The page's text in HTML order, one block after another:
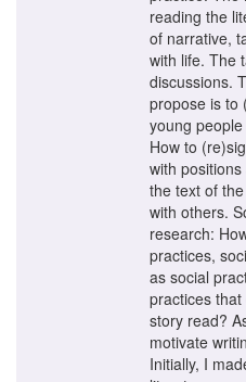
reading the
of narrative,
with life. The
discussions.
propose is to
young
How to
with
the text of
with others.
research:
practices,
as social
practices
story read?
motivate
Initially, I